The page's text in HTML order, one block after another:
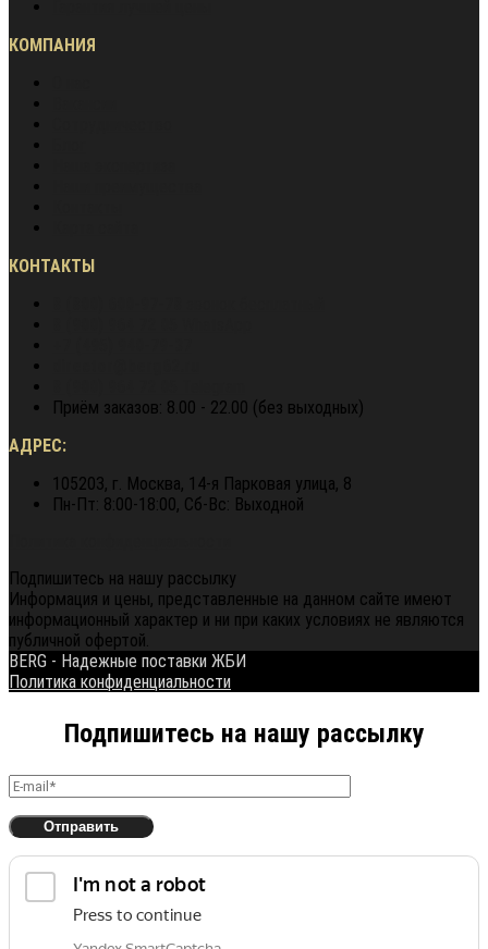
КОМПАНИЯ
КОНТАКТЫ
Приём заказов: 8.00 - 22.00 (без выходных)
АДРЕС:
105203, г. Москва, 14-я Парковая улица, 8
Пн-Пт: 8:00-18:00, Сб-Вс: Выходной
Подпишитесь на нашу рассылку
Информация и цены, представленные на данном сайте имеют
информационный характер и ни при каких условиях не являются
публичной офертой.
BERG - Надежные поставки ЖБИ
Политика конфиденциальности
Подпишитесь на нашу рассылку